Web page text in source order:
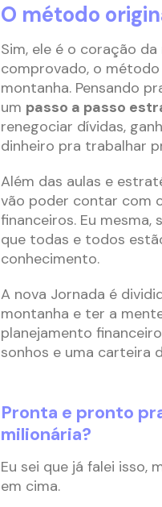
O método
Sim, ele é o coração
comprovado, o
montanha. Pensando
um passo a passo
renegociar dívidas,
dinheiro pra trabalhar
Além das aulas e
vão poder contar com
financeiros. Eu
que todas e todos
conhecimento.
A nova Jornada é
montanha e ter a
planejamento
sonhos e uma carteira
Pronta e pronto
milionária?
Eu sei que já falei isso,
em cima.